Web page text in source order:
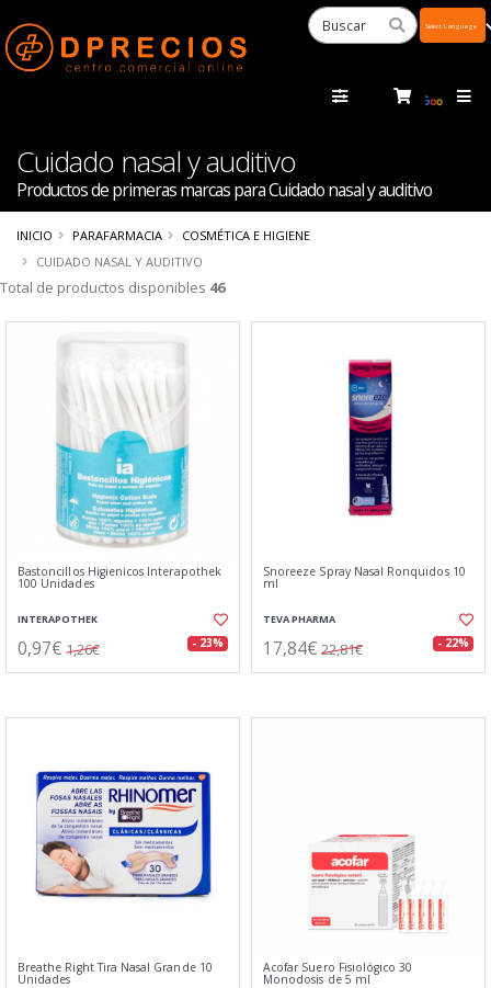
Cuidado nasal y auditivo
Productos de primeras marcas para Cuidado nasal y auditivo
INICIO PARAFARMACIA
COSMÉTICA E HIGIENE
CUIDADO NASAL Y AUDITIVO
Total de productos disponibles 46
Bastoncillos Higienicos Interapothek
100 Unidades
INTERAPOTHEK
0,97€ 1,26€ - 23%
Snoreeze Spray Nasal Ronquidos 10
ml
TEVA PHARMA
17,84€ 22,81€ - 22%
Breathe Right Tira Nasal Grande 10
Unidades
Acofar Suero Fisiológico 30
Monodosis de 5 ml